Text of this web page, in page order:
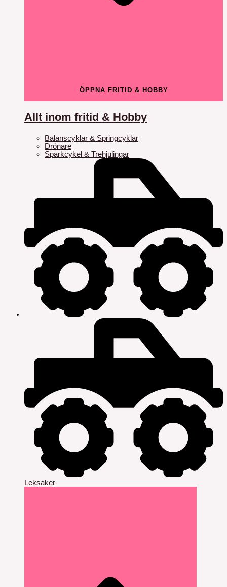
ÖPPNA FRITID & HOBBY
Allt inom fritid & Hobby
Balanscyklar & Springcyklar
Drönare
Sparkcykel & Trehjulingar
Leksaker